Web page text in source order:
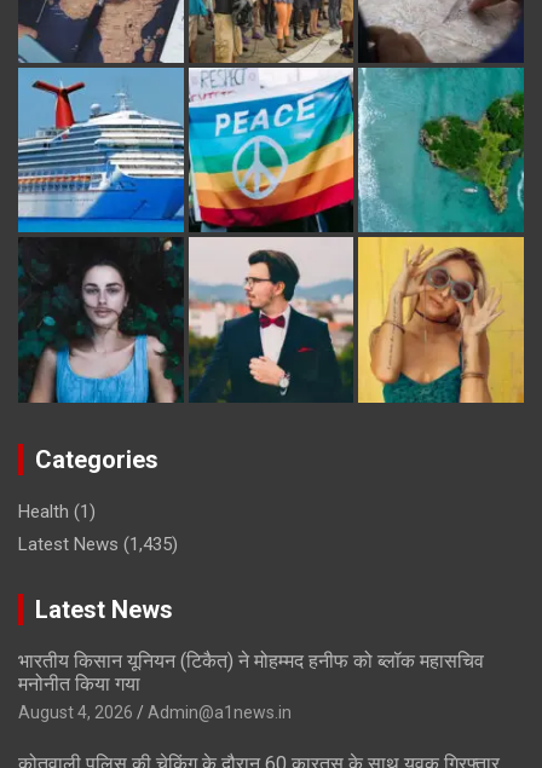
Categories
Health (1)
Latest News (1,435)
Latest News
भारतीय किसान यूनियन (टिकैत) ने मोहम्मद हनीफ को ब्लॉक महासचिव
मनोनीत किया गया
August 4, 2026 Admin@a1news.in